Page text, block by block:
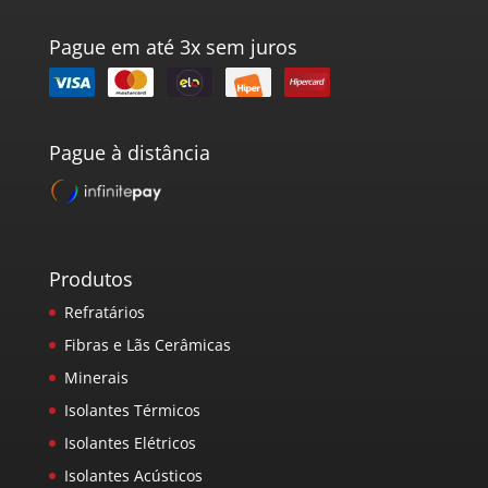
Pague em até 3x sem juros
Pague à distância
Produtos
Refratários
Fibras e Lãs Cerâmicas
Minerais
Isolantes Térmicos
Isolantes Elétricos
Isolantes Acústicos